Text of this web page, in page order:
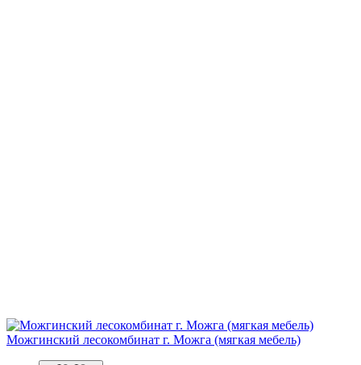
Можгинский лесокомбинат г. Можга (мягкая мебель)